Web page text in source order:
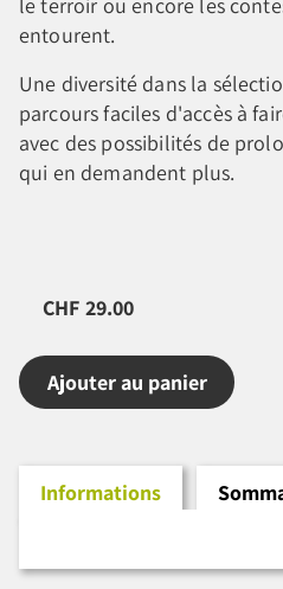
entourent.
Une diversité dans la
parcours faciles d'accès à
avec des possibilités de
qui en demandent plus.
CHF 29.00
Ajouter au panier
Informations